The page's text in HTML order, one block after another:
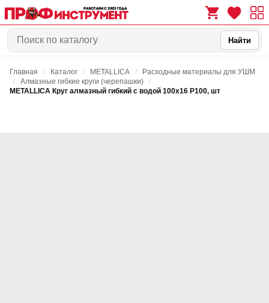
0 0
Найти
Главная / Каталог / METALLICA /
Расходные материалы для УШМ
/
Алмазные гибкие круги (черепашки)
/
METALLICA Круг алмазный гибкий с водой 100х16 Р100, шт